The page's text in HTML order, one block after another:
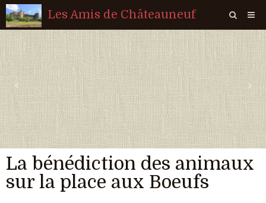
Les Amis de Châteauneuf
Page d'accueil
Livre d'or
Agenda
Quiz
Vidéos
Album
Contact
‹ ›
La bénédiction des animaux
sur la place aux Boeufs